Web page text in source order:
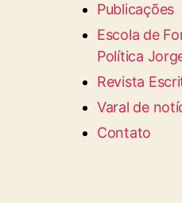
Publicações
Escola de
Política
Revista
Varal de
Contato